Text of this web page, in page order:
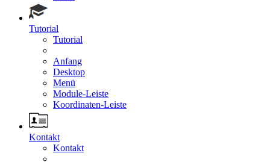
Tutorial
Tutorial
Anfang
Desktop
Menü
Module-Leiste
Koordinaten-Leiste
Kontakt
Kontakt